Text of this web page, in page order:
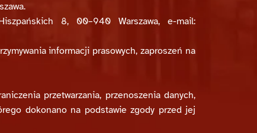
8, 00–940 Warszawa, e-mail:
informacji prasowych, zaproszeń na
przetwarzania, przenoszenia danych,
dokonano na podstawie zgody przed jej